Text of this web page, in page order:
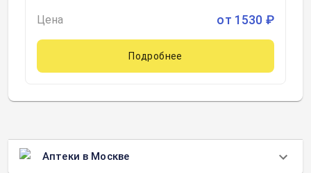
Цена от 1530 ₽
Подробнее
Аптеки в Москве